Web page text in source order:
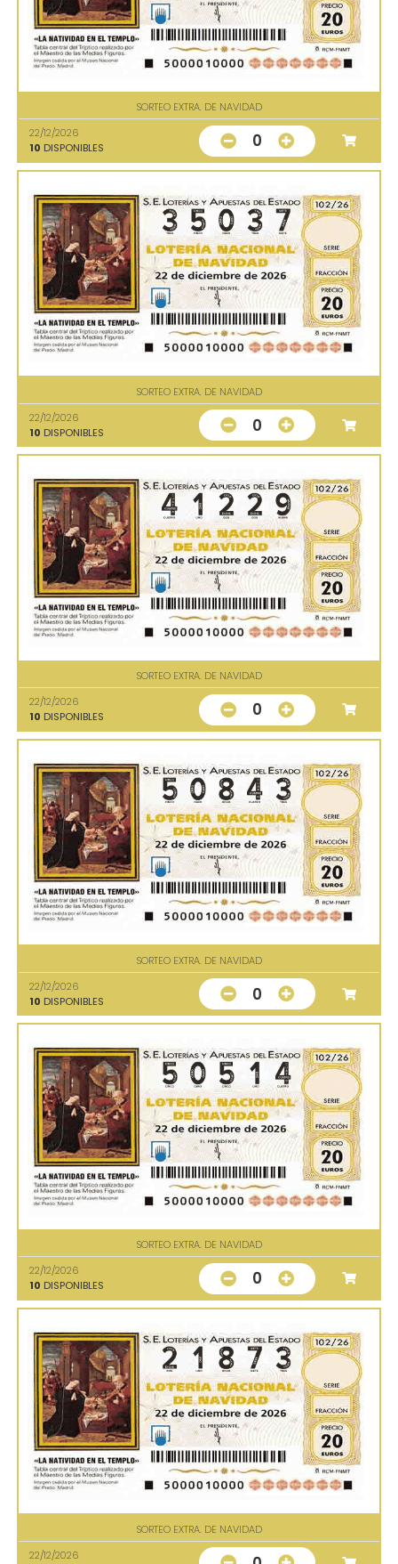
SORTEO EXTRA. DE NAVIDAD
22/12/2026
10 DISPONIBLES 0
SORTEO EXTRA. DE NAVIDAD
22/12/2026
10 DISPONIBLES 0
SORTEO EXTRA. DE NAVIDAD
22/12/2026
10 DISPONIBLES 0
SORTEO EXTRA. DE NAVIDAD
22/12/2026
10 DISPONIBLES 0
SORTEO EXTRA. DE NAVIDAD
22/12/2026
10 DISPONIBLES 0
SORTEO EXTRA. DE NAVIDAD
22/12/2026